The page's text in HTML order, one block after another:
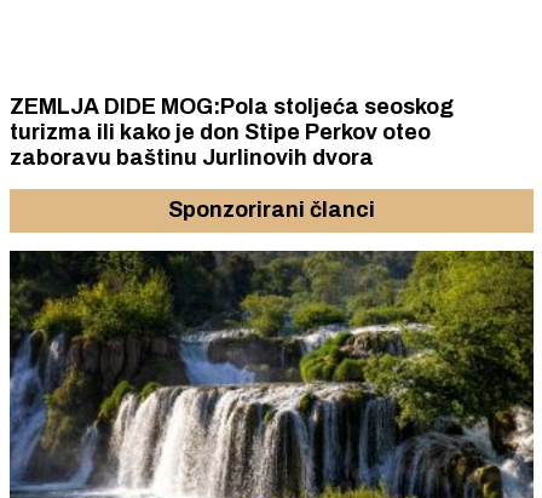
ZEMLJA DIDE MOG:Pola stoljeća seoskog
turizma ili kako je don Stipe Perkov oteo
zaboravu baštinu Jurlinovih dvora
Sponzorirani članci